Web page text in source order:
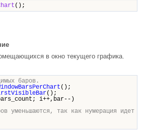
();
в окно текущего графика.
баров.
();
();
i++,bar--)
уменьшаются, так как нумерация идет в